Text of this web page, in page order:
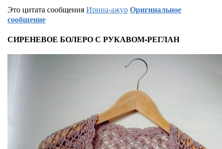
Это цитата сообщенияИрина-ажурОригинальное
сообщение
СИРЕНЕВОЕ БОЛЕРО С РУКАВОМ-РЕГЛАН